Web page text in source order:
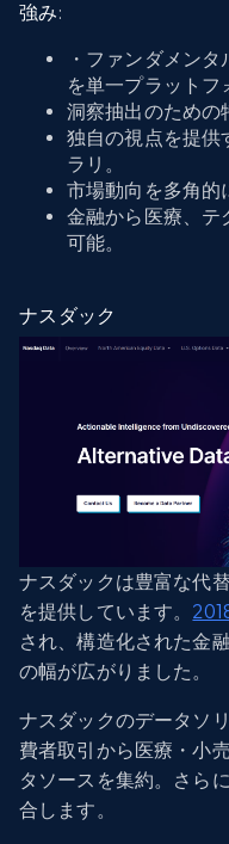
強み:
・ファンダメン
を単一プラットフ
洞察抽出のための
独自の視点を提供
ラリ。
市場動向を多角的
金融から医療、テ
可能。
ナスダック
ナスダックは豊富な代
を提供しています。
され、構造化された金
の幅が広がりました。
ナスダックのデータソ
費者取引から医療・小
タソースを集約。さら
合します。